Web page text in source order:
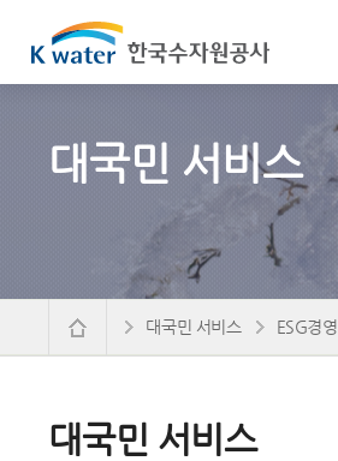
대국민 서비스
대국민 서비스
대국민 서비스 ESG경영